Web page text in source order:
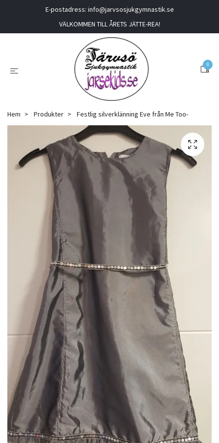
E-postadress: info@jarvsosjukgymnastik.se
VÄLKOMMEN TILL ÅRETS JÄTTE-REA!
0
Hem Produkter Festlig silverklänning Eve från Me Too-